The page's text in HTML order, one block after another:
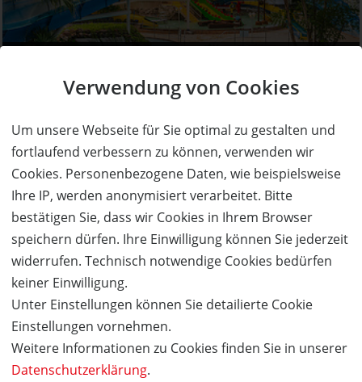
Verwendung von Cookies
Um unsere Webseite für Sie optimal zu gestalten und
fortlaufend verbessern zu können, verwenden wir
Cookies. Personenbezogene Daten, wie beispielsweise
Ihre IP, werden anonymisiert verarbeitet. Bitte
bestätigen Sie, dass wir Cookies in Ihrem Browser
speichern dürfen. Ihre Einwilligung können Sie jederzeit
widerrufen. Technisch notwendige Cookies bedürfen
keiner Einwilligung.
Unter Einstellungen können Sie detailierte Cookie
Einstellungen vornehmen.
Weitere Informationen zu Cookies finden Sie in unserer
Datenschutzerklärung.
SCHWAPP Freizeitbad
Spaßbad zum halben Preis!
Ort:Fürstenwalde
Wert:
79,- €
Preis:
39,50 €
Verfügbar:
77
Versand:
JETZTBESTELLEN